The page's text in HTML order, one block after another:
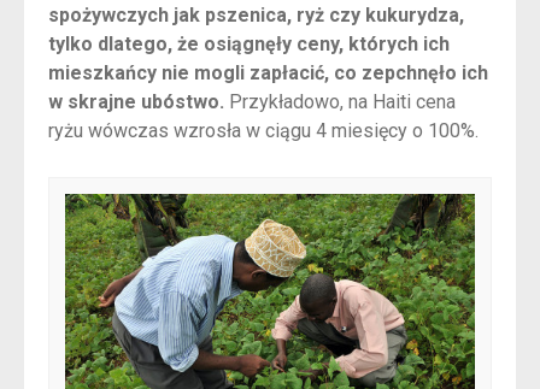
spożywczych jak pszenica, ryż czy kukurydza,
tylko dlatego, że osiągnęły ceny, których ich
mieszkańcy nie mogli zapłacić, co zepchnęło ich
w skrajne ubóstwo. Przykładowo, na Haiti cena
ryżu wówczas wzrosła w ciągu 4 miesięcy o 100%.